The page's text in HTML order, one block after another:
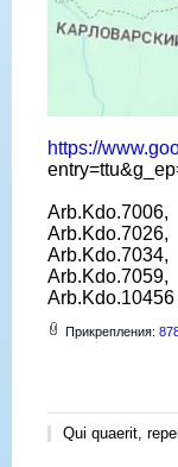
https://
Arb.Kdo.7006,
Arb.Kdo.7026,
Arb.Kdo.7034,
Arb.Kdo.7059,
Arb.Kdo.10456
Прикрепления:
Qui quaerit,